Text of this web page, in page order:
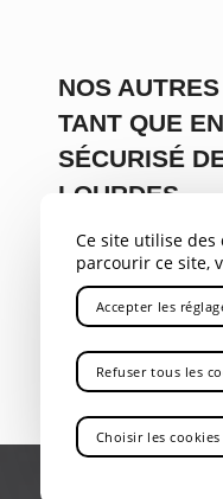
NOS
TANT QUE
SÉCURISÉ
LOURDES
PACA ,Var ,Bouches
Rhône Alpes,Aix-
Bouc Bel Air,
Toulon,Avignon,
Ce site utilise des
parcourir ce site,
Accepter les
Refuser tous les
Choisir les cookies